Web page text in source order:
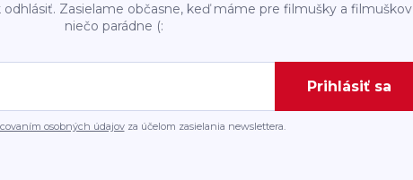
Zasielame občasne, keď máme pre filmušky a filmuškov
niečo parádne (:
Prihlásiť sa
osobných údajovza účelom zasielania newslettera.